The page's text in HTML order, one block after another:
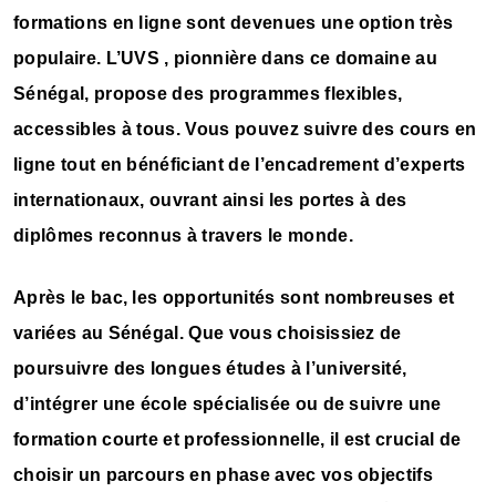
formations en ligne sont devenues une option très
populaire. L’UVS , pionnière dans ce domaine au
Sénégal, propose des programmes flexibles,
accessibles à tous. Vous pouvez suivre des cours en
ligne tout en bénéficiant de l’encadrement d’experts
internationaux, ouvrant ainsi les portes à des
diplômes reconnus à travers le monde.
Après le bac, les opportunités sont nombreuses et
variées au Sénégal. Que vous choisissiez de
poursuivre des longues études à l’université,
d’intégrer une école spécialisée ou de suivre une
formation courte et professionnelle, il est crucial de
choisir un parcours en phase avec vos objectifs